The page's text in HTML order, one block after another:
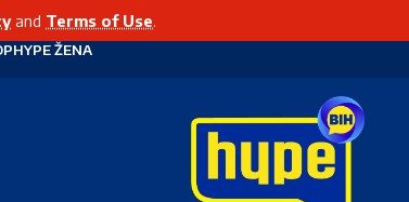
and Terms of Use.
HYPE ŽENA